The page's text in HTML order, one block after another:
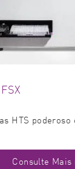
HTS poderoso
Consulte